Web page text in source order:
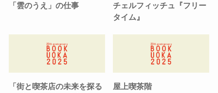
「雲のうえ」の仕事
チェルフィッチュ『フリー
タイム』
「街と喫茶店の未来を探る
屋上喫茶階